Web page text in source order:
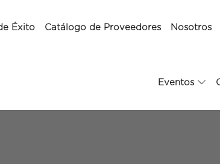
Éxito Catálogo de Proveedores Nosotros
Eventos